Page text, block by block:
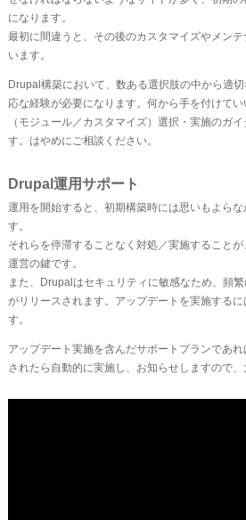
になります。
最初に間違うと、その後のカスタマイズやメン
います。
Drupal構築において、数ある選択肢の中から適
応な経験が必要になります。何から手を付けて
（モジュール／カスタマイズ）選択・実施のガ
す。はやめにご相談ください。
Drupal運用サポート
運用を開始すると、初期構築時には思いもよら
す。
それらを停滞することなく対処／実施すること
運営の鍵です。
また、Drupalはセキュリティに敏感なため、頻
がリリースされます。アップデートを実施する
す。
アップデート実施を含んだサポートプランであ
されたら自動的に実施し、お知らせしますので、